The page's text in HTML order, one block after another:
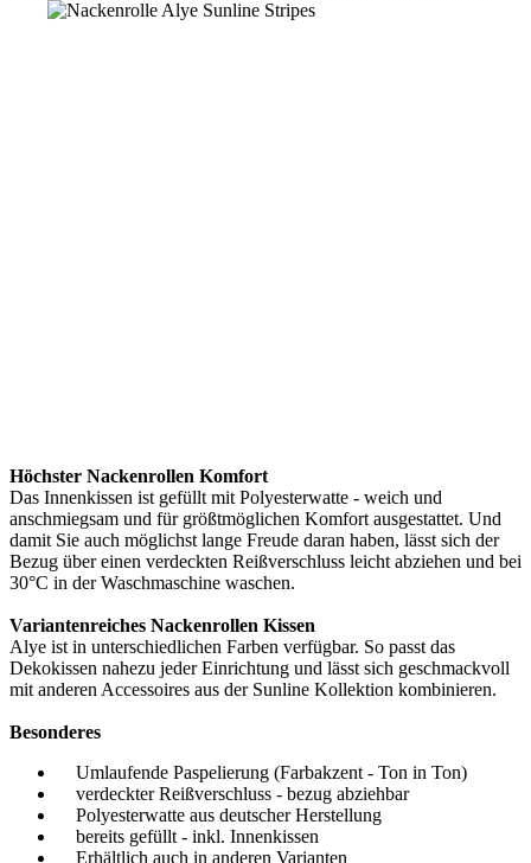
Höchster Nackenrollen Komfort
Das Innenkissen ist gefüllt mit Polyesterwatte - weich und
anschmiegsam und für größtmöglichen Komfort ausgestattet. Und
damit Sie auch möglichst lange Freude daran haben, lässt sich der
Bezug über einen verdeckten Reißverschluss leicht abziehen und bei
30°C in der Waschmaschine waschen.
Variantenreiches Nackenrollen Kissen
Alye ist in unterschiedlichen Farben verfügbar. So passt das
Dekokissen nahezu jeder Einrichtung und lässt sich geschmackvoll
mit anderen Accessoires aus der Sunline Kollektion kombinieren.
Besonderes
Umlaufende Paspelierung (Farbakzent - Ton in Ton)
verdeckter Reißverschluss - bezug abziehbar
Polyesterwatte aus deutscher Herstellung
bereits gefüllt - inkl. Innenkissen
Erhältlich auch in anderen Varianten